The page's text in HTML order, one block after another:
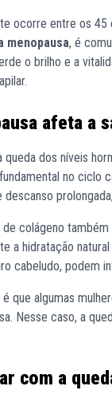
ocorre entre os
menopausa, é
o brilho e a
afeta a
queda dos níveis
no ciclo
colágeno
a hidratação
cabeludo, podem
que algumas
Nesse caso, a
com a